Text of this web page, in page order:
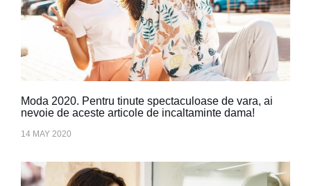
Moda 2020. Pentru tinute spectaculoase de vara, ai
nevoie de aceste articole de incaltaminte dama!
14 MAY 2020